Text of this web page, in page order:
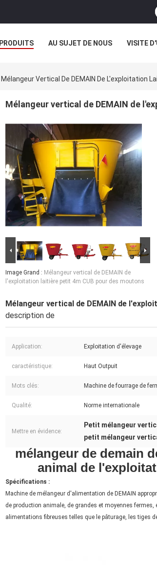
PRODUITS AU SUJET DE NOUS VISITE
Mélangeur Vertical De DEMAIN De L'exploitation
Mélangeur vertical de DEMAIN de
Image Grand : Mélangeur vertical de DEMAIN de
l'exploitation laitière petit 4m CUB pour des moutons
Mélangeur vertical de DEMAIN de
description de
Application: Exploitation d'élevage
caractéristique: Haut Outpuit
Mots clés: Machine de fourrage de
Qualité: Norme internationale
Mettre en évidence:
Petit mélangeur
petit mélangeur
mélangeur de demain
animal de
Spécifications :
Machine de mélangeur d'alimentation de DEMAIN
de production animale, de grandes et moyennes
alimentations fibreuses telles que le pâturage, les tiges